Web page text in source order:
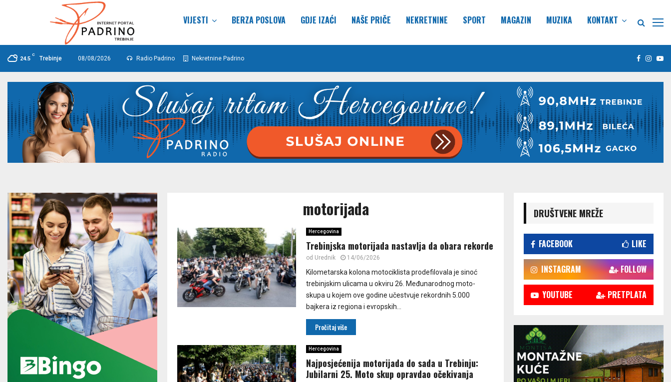
VIJESTI BERZA POSLOVA GDJE IZAĆI NAŠE PRIČE NEKRETNINE SPORT MAGAZIN MUZIKA KONTAKT
24.5
C
Trebinje 08/08/2026 Radio Padrino Nekretnine Padrino Facebook
motorijada
Hercegovina
Trebinjska motorijada nastavlja da obara rekorde
od Urednik 14/06/2026
Kilometarska kolona motociklista prodefilovala je sinoć
trebinjskim ulicama u okviru 26. Međunarodnog moto-
skupa u kojem ove godine učestvuje rekordnih 5.000
bajkera iz regiona i evropskih...
Pročitaj više
Hercegovina
Najposjećenija motorijada do sada u Trebinju:
Jubilarni 25. Moto skup opravdao očekivanja
DRUŠTVENE MREŽE
FACEBOOK LIKE
INSTAGRAM FOLLOW
YOUTUBE PRETPLATA